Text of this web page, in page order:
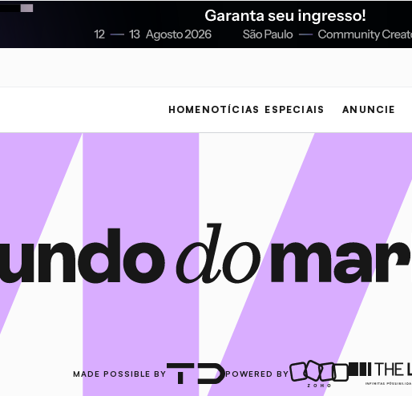
HOME NOTÍCIAS ESPECIAIS ANUNCIE
MADE POSSIBLE BY POWERED BY